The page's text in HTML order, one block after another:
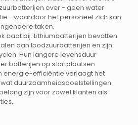
over - geen water
- waardoor het personeel zich kan
taken.
baat bij. Lithiumbatterijen bevatten
dan loodzuurbatterijen en zijn
Hun langere levensduur
batterijen op stortplaatsen
energie-efficiëntie verlaagt het
duurzaamheidsdoelstellingen
zijn voor zowel klanten als